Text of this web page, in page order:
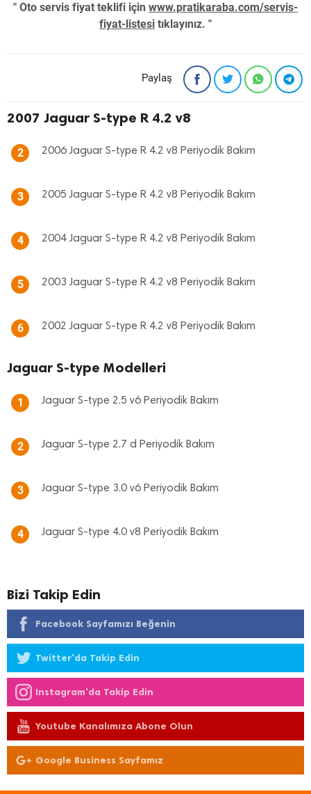
" Oto servis fiyat teklifi için www.pratikaraba.com/servis-
fiyat-listesi tıklayınız. "
Paylaş
2007 Jaguar S-type R 4.2 v8
2 2006 Jaguar S-type R 4.2 v8 Periyodik Bakım
3 2005 Jaguar S-type R 4.2 v8 Periyodik Bakım
4 2004 Jaguar S-type R 4.2 v8 Periyodik Bakım
5 2003 Jaguar S-type R 4.2 v8 Periyodik Bakım
6 2002 Jaguar S-type R 4.2 v8 Periyodik Bakım
Jaguar S-type Modelleri
1 Jaguar S-type 2.5 v6 Periyodik Bakım
2 Jaguar S-type 2.7 d Periyodik Bakım
3 Jaguar S-type 3.0 v6 Periyodik Bakım
4 Jaguar S-type 4.0 v8 Periyodik Bakım
Bizi Takip Edin
Facebook Sayfamızı Beğenin
Twitter'da Takip Edin
Instagram'da Takip Edin
Youtube Kanalımıza Abone Olun
Google Business Sayfamız